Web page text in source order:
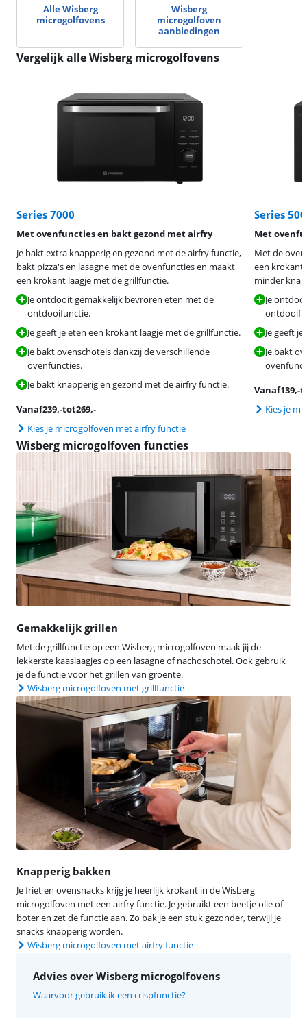
Alle Wisberg
microgolfovens
Wisberg
microgolfoven
aanbiedingen
Vergelijk alle Wisberg microgolfovens
Series 7000
Met ovenfuncties en bakt gezond met airfry
Je bakt extra knapperig en gezond met de airfry functie,
bakt pizza's en lasagne met de ovenfuncties en maakt
een krokant laagje met de grillfunctie.
Je ontdooit gemakkelijk bevroren eten met de
ontdooifunctie.
Je geeft je eten een krokant laagje met de grillfunctie.
Je bakt ovenschotels dankzij de verschillende
ovenfuncties.
Je bakt knapperig en gezond met de airfry functie.
Vanaf239,-tot269,-
Kies je microgolfoven met airfry functie
Series
Met
Met de
een krokant
minder
Je
Je geeft
Je bakt
Vanaf139,-
Kies je
Wisberg microgolfoven functies
Gemakkelijk grillen
Met de grillfunctie op een Wisberg microgolfoven maak jij de
lekkerste kaaslaagjes op een lasagne of nachoschotel. Ook gebruik
je de functie voor het grillen van groente.
Wisberg microgolfoven met grillfunctie
Knapperig bakken
Je friet en ovensnacks krijg je heerlijk krokant in de Wisberg
microgolfoven met een airfry functie. Je gebruikt een beetje olie of
boter en zet de functie aan. Zo bak je een stuk gezonder, terwijl je
snacks knapperig worden.
Wisberg microgolfoven met airfry functie
Advies over Wisberg microgolfovens
Waarvoor gebruik ik een crispfunctie?